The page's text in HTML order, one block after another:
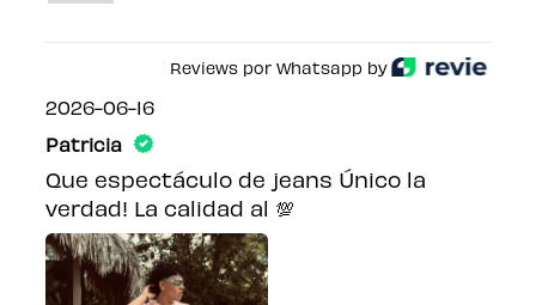
Reviews por Whatsapp by
2026-06-16
Patricia
Que espectáculo de jeans Único la
verdad! La calidad al 💯